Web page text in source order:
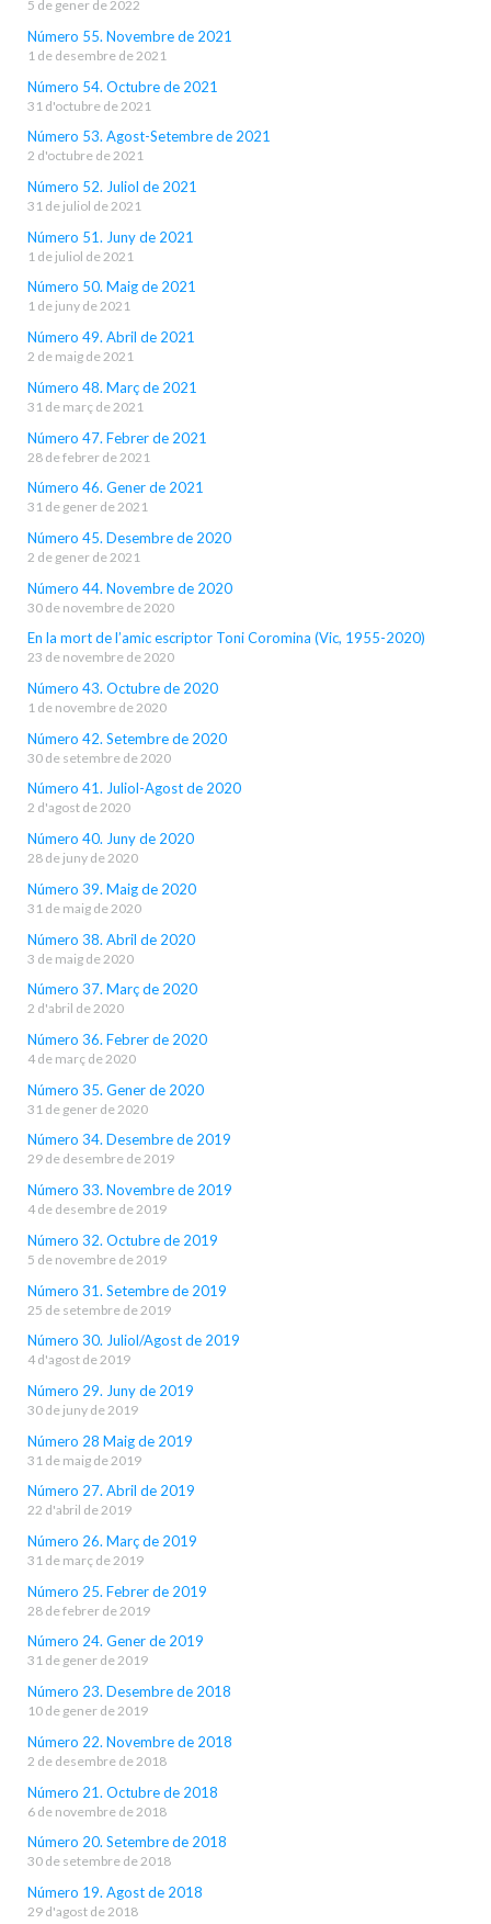
5 de gener de 2022
Número 55. Novembre de 2021
1 de desembre de 2021
Número 54. Octubre de 2021
31 d'octubre de 2021
Número 53. Agost-Setembre de 2021
2 d'octubre de 2021
Número 52. Juliol de 2021
31 de juliol de 2021
Número 51. Juny de 2021
1 de juliol de 2021
Número 50. Maig de 2021
1 de juny de 2021
Número 49. Abril de 2021
2 de maig de 2021
Número 48. Març de 2021
31 de març de 2021
Número 47. Febrer de 2021
28 de febrer de 2021
Número 46. Gener de 2021
31 de gener de 2021
Número 45. Desembre de 2020
2 de gener de 2021
Número 44. Novembre de 2020
30 de novembre de 2020
En la mort de l’amic escriptor Toni Coromina (Vic, 1955-2020)
23 de novembre de 2020
Número 43. Octubre de 2020
1 de novembre de 2020
Número 42. Setembre de 2020
30 de setembre de 2020
Número 41. Juliol-Agost de 2020
2 d'agost de 2020
Número 40. Juny de 2020
28 de juny de 2020
Número 39. Maig de 2020
31 de maig de 2020
Número 38. Abril de 2020
3 de maig de 2020
Número 37. Març de 2020
2 d'abril de 2020
Número 36. Febrer de 2020
4 de març de 2020
Número 35. Gener de 2020
31 de gener de 2020
Número 34. Desembre de 2019
29 de desembre de 2019
Número 33. Novembre de 2019
4 de desembre de 2019
Número 32. Octubre de 2019
5 de novembre de 2019
Número 31. Setembre de 2019
25 de setembre de 2019
Número 30. Juliol/Agost de 2019
4 d'agost de 2019
Número 29. Juny de 2019
30 de juny de 2019
Número 28 Maig de 2019
31 de maig de 2019
Número 27. Abril de 2019
22 d'abril de 2019
Número 26. Març de 2019
31 de març de 2019
Número 25. Febrer de 2019
28 de febrer de 2019
Número 24. Gener de 2019
31 de gener de 2019
Número 23. Desembre de 2018
10 de gener de 2019
Número 22. Novembre de 2018
2 de desembre de 2018
Número 21. Octubre de 2018
6 de novembre de 2018
Número 20. Setembre de 2018
30 de setembre de 2018
Número 19. Agost de 2018
29 d'agost de 2018